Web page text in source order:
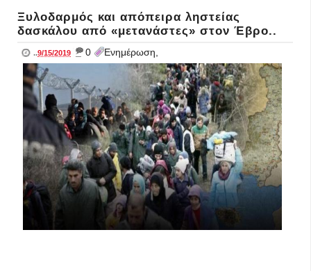
Ξυλοδαρμός και απόπειρα ληστείας
δασκάλου από «μετανάστες» στον Έβρο..
..9/15/2019 _ 0 Ενημέρωση,